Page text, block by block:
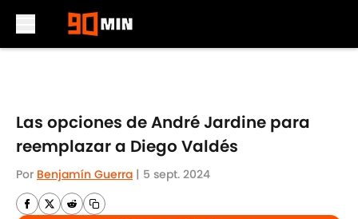
Las opciones de André Jardine para
reemplazar a Diego Valdés
Por Benjamín Guerra | 5 sept. 2024